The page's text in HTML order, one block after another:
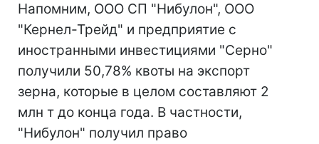
Напомним, ООО СП "Нибулон", ООО
"Кернел-Трейд" и предприятие с
иностранными инвестициями "Серно"
получили 50,78% квоты на экспорт
зерна, которые в целом составляют 2
млн т до конца года. В частности,
"Нибулон" получил право